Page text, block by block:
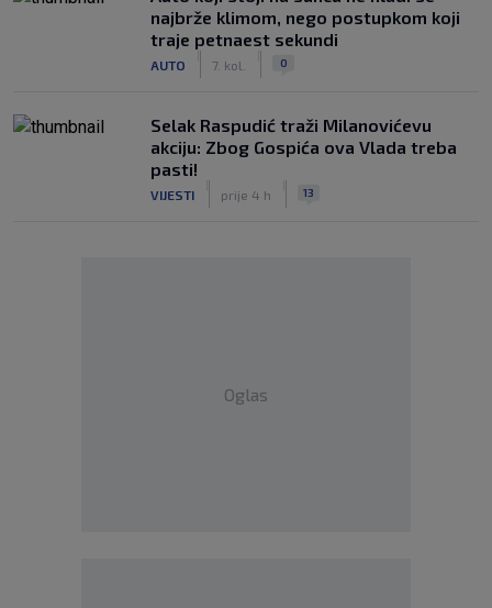
najbrže klimom, nego postupkom koji
traje petnaest sekundi
AUTO 7. kol. 0
Selak Raspudić traži Milanovićevu
akciju: Zbog Gospića ova Vlada treba
pasti!
VIJESTI prije 4 h 13
Oglas